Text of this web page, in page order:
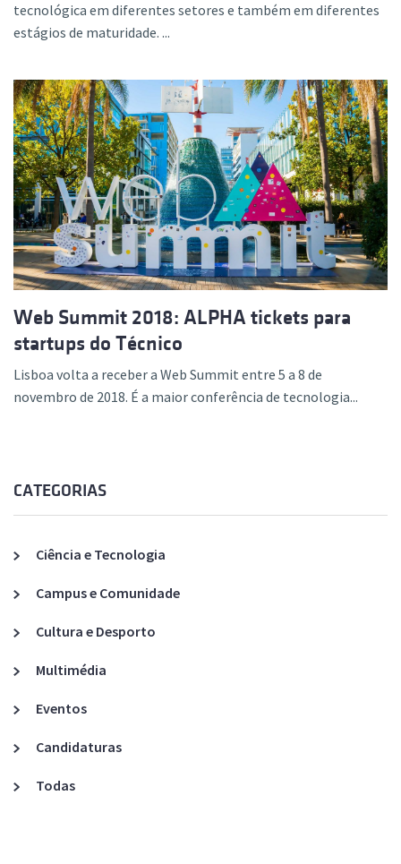
tecnológica em diferentes setores e também em diferentes
estágios de maturidade. ...
Web Summit 2018: ALPHA tickets para
startups do Técnico
Lisboa volta a receber a Web Summit entre 5 a 8 de
novembro de 2018. É a maior conferência de tecnologia...
CATEGORIAS
Ciência e Tecnologia
Campus e Comunidade
Cultura e Desporto
Multimédia
Eventos
Candidaturas
Todas